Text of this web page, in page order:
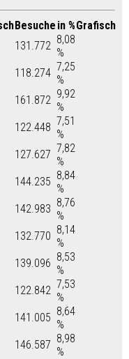
Besuche in %Grafisch
131.772 8,08
%
118.274 7,25
%
161.872 9,92
%
122.448 7,51
%
127.627 7,82
%
144.235 8,84
%
142.983 8,76
%
132.770 8,14
%
139.096 8,53
%
122.842 7,53
%
141.005 8,64
%
146.587 8,98
%